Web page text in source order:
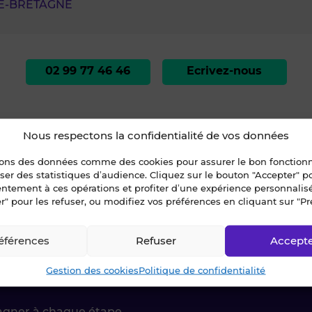
Nous respectons la confidentialité de vos données
des données comme des cookies pour assurer le bon
des statistiques d’audience. Cliquez sur le bouton "Accepter"
à ces opérations et profiter d’une expérience
pour les refuser, ou modifiez vos préférences en cliquant sur
Refuser
Gestion des cookiesPolitique de confidentialité
LOUE | A VENDRE EN EXCLUSIVITE BLOT IMMOBILIER - MAISON 4
VILLE
BRETAGNE
02 99 77 46 46 Ecrivez-nous
nous !